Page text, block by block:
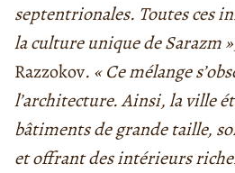
septentrionales. Toutes ces
la culture unique de Sarazm
Razzokov. « Ce mélange
l’architecture. Ainsi, la ville
bâtiments de grande taille,
et offrant des intérieurs